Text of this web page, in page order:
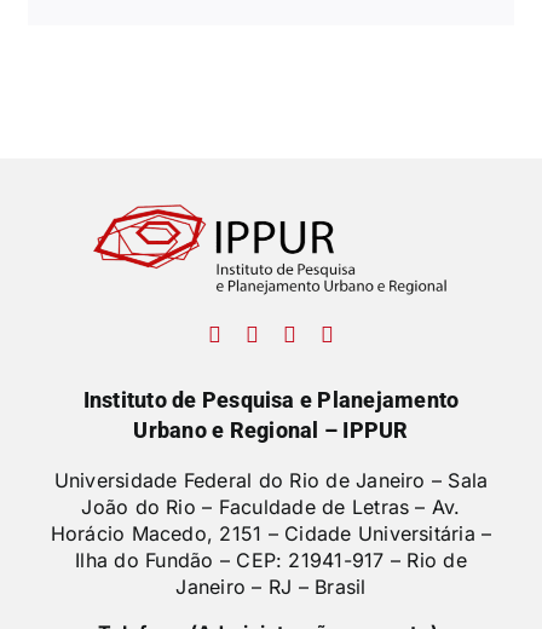
Instituto de Pesquisa e Planejamento
Urbano e Regional – IPPUR
Universidade Federal do Rio de Janeiro – Sala
João do Rio – Faculdade de Letras – Av.
Horácio Macedo, 2151 – Cidade Universitária –
Ilha do Fundão – CEP: 21941-917 – Rio de
Janeiro – RJ – Brasil